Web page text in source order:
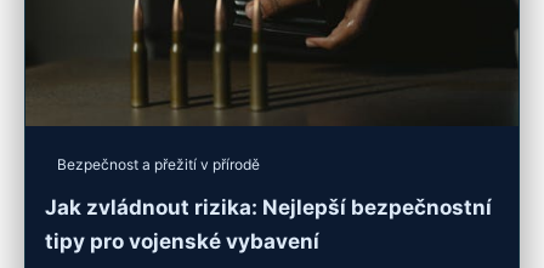
Bezpečnost a přežití v přírodě
Jak zvládnout rizika: Nejlepší bezpečnostní
tipy pro vojenské vybavení